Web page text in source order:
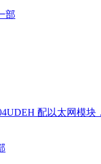
部
配以太网模块